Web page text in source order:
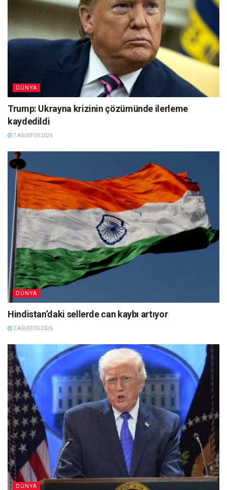
DÜNYA
Trump: Ukrayna krizinin çözümünde ilerleme
kaydedildi
7 AĞUSTOS 2026
DÜNYA
Hindistan’daki sellerde can kaybı artıyor
2 AĞUSTOS 2026
DÜNYA